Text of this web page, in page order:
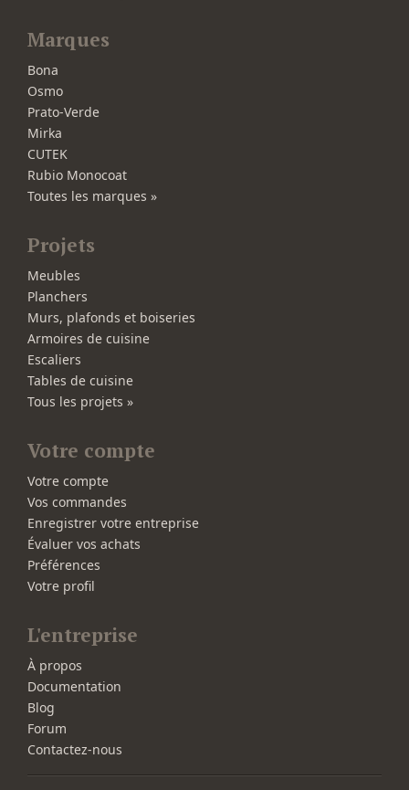
Marques
Bona
Osmo
Prato-Verde
Mirka
CUTEK
Rubio Monocoat
Toutes les marques »
Projets
Meubles
Planchers
Murs, plafonds et boiseries
Armoires de cuisine
Escaliers
Tables de cuisine
Tous les projets »
Votre compte
Votre compte
Vos commandes
Enregistrer votre entreprise
Évaluer vos achats
Préférences
Votre profil
L'entreprise
À propos
Documentation
Blog
Forum
Contactez-nous